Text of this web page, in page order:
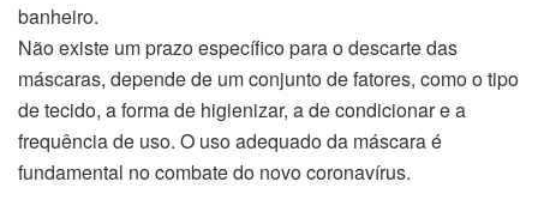
banheiro.
Não existe um prazo específico para o descarte das
máscaras, depende de um conjunto de fatores, como o tipo
de tecido, a forma de higienizar, a de condicionar e a
frequência de uso. O uso adequado da máscara é
fundamental no combate do novo coronavírus.